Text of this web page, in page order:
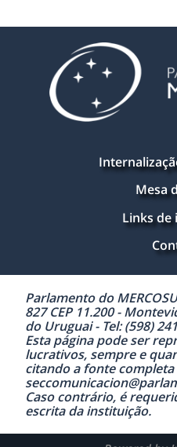
Mesa
Links de
Parlamento do
827 CEP 11.200 -
do Uruguai - Tel: (598)
Esta página pode ser
lucrativos, sempre e
citando a fonte
Caso contrário, é
escrita da instituição.